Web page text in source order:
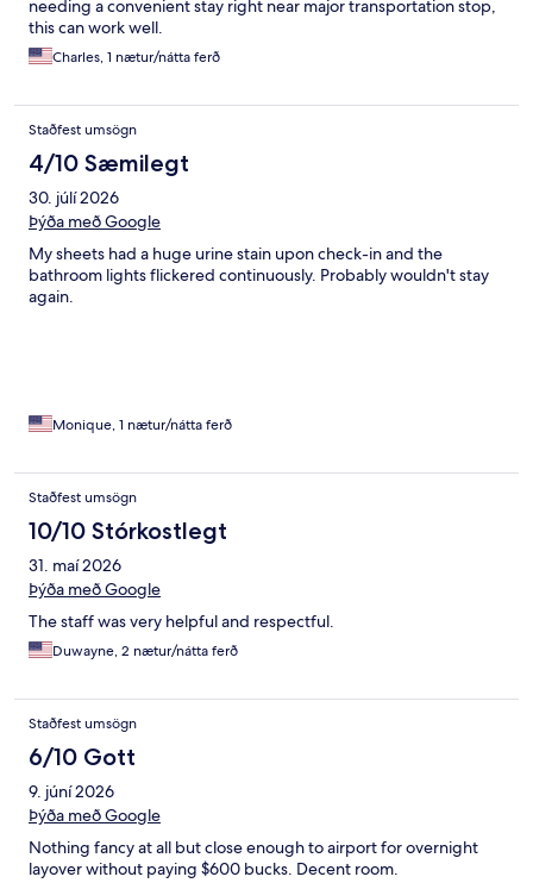
needing a convenient stay right near major transportation stop,
this can work well.
Charles, 1 nætur/nátta ferð
Staðfest umsögn
4/10 Sæmilegt
30. júlí 2026
Þýða með Google
My sheets had a huge urine stain upon check-in and the
bathroom lights flickered continuously. Probably wouldn't stay
again.
Monique, 1 nætur/nátta ferð
Staðfest umsögn
10/10 Stórkostlegt
31. maí 2026
Þýða með Google
The staff was very helpful and respectful.
Duwayne, 2 nætur/nátta ferð
Staðfest umsögn
6/10 Gott
9. júní 2026
Þýða með Google
Nothing fancy at all but close enough to airport for overnight
layover without paying $600 bucks. Decent room.